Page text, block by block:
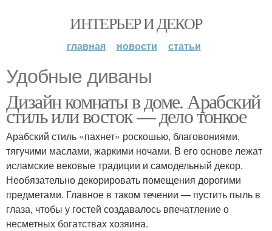
ИНТЕРЬЕР И ДЕКОР
главная новости статьи
Удобные диваны
Дизайн комнаты в доме. Арабский
стиль или восток — дело тонкое
Арабский стиль «пахнет» роскошью, благовониями,
тягучими маслами, жаркими ночами. В его основе лежат
исламские вековые традиции и самодельный декор.
Необязательно декорировать помещения дорогими
предметами. Главное в таком течении — пустить пыль в
глаза, чтобы у гостей создавалось впечатление о
несметных богатствах хозяина.